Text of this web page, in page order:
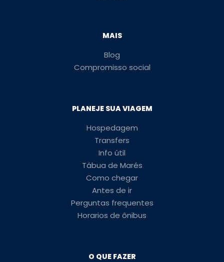
MAIS
Blog
Compromisso social
PLANEJE SUA VIAGEM
Hospedagem
Transfers
Info útil
Tábua de Marés
Como chegar
Antes de ir
Perguntas frequentes
Horarios de ônibus
O QUE FAZER